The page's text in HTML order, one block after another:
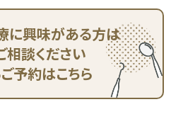
に興味がある方は
相談ください
予約はこちら